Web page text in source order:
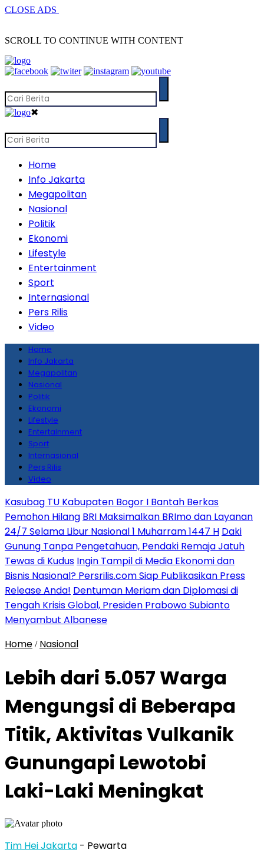
CLOSE ADS
SCROLL TO CONTINUE WITH CONTENT
✖
Home
Info Jakarta
Megapolitan
Nasional
Politik
Ekonomi
Lifestyle
Entertainment
Sport
Internasional
Pers Rilis
Video
Home
Info Jakarta
Megapolitan
Nasional
Politik
Ekonomi
Lifestyle
Entertainment
Sport
Internasional
Pers Rilis
Video
Kasubag TU Kabupaten Bogor I Bantah Berkas
Pemohon Hilang BRI Maksimalkan BRImo dan Layanan
24/7 Selama Libur Nasional 1 Muharram 1447 H Daki
Gunung Tanpa Pengetahuan, Pendaki Remaja Jatuh
Tewas di Kudus Ingin Tampil di Media Ekonomi dan
Bisnis Nasional? Persrilis.com Siap Publikasikan Press
Release Anda! Dentuman Meriam dan Diplomasi di
Tengah Krisis Global, Presiden Prabowo Subianto
Menyambut Albanese
Home / Nasional
Lebih dari 5.057 Warga
Mengungsi di Beberapa
Titik, Aktivitas Vulkanik
Gunungapi Lewotobi
Laki-Laki Meningkat
Tim Hei Jakarta - Pewarta